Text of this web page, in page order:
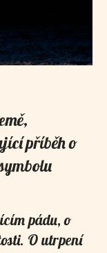
příběh o
pádu, o
O utrpení